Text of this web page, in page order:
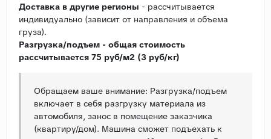
Доставка в другие регионы - рассчитывается
индивидуально (зависит от направления и объема
груза).
Разгрузка/подъем - общая стоимость
рассчитывается 75 руб/м2 (3 руб/кг)
Обращаем ваше внимание: Разгрузка/подъем
включает в себя разгрузку материала из
автомобиля, занос в помещение заказчика
(квартиру/дом). Машина сможет подъехать к